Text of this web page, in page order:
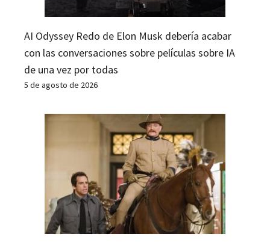
AI Odyssey Redo de Elon Musk debería acabar
con las conversaciones sobre películas sobre IA
de una vez por todas
5 de agosto de 2026